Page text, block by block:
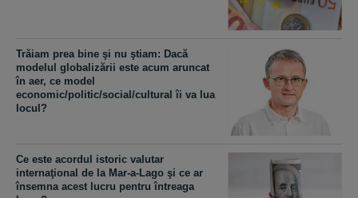
Trăiam prea bine şi nu ştiam: Dacă
modelul globalizării este acum aruncat
în aer, ce model
economic/politic/social/cultural îi va lua
locul?
Ce este acordul istoric valutar
internaţional de la Mar-a-Lago şi ce ar
însemna acest lucru pentru întreaga